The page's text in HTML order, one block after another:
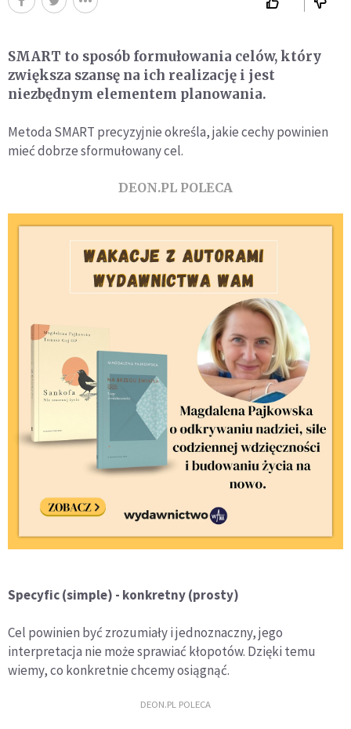
SMART to sposób formułowania celów, który
zwiększa szansę na ich realizację i jest
niezbędnym elementem planowania.
Metoda SMART precyzyjnie określa, jakie cechy powinien
mieć dobrze sformułowany cel.
DEON.PL POLECA
Specyfic (simple) - konkretny (prosty)
Cel powinien być zrozumiały i jednoznaczny, jego
interpretacja nie może sprawiać kłopotów. Dzięki temu
wiemy, co konkretnie chcemy osiągnąć.
DEON.PL POLECA